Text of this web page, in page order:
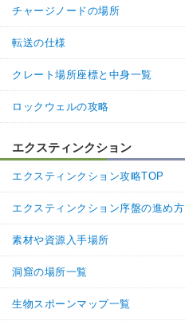
チャージノードの場所
転送の仕様
クレート場所座標と中身一覧
ロックウェルの攻略
エクスティンクション
エクスティンクション攻略TOP
エクスティンクション序盤の進め方
素材や資源入手場所
洞窟の場所一覧
生物スポーンマップ一覧